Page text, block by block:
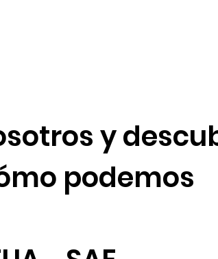
y
podemos